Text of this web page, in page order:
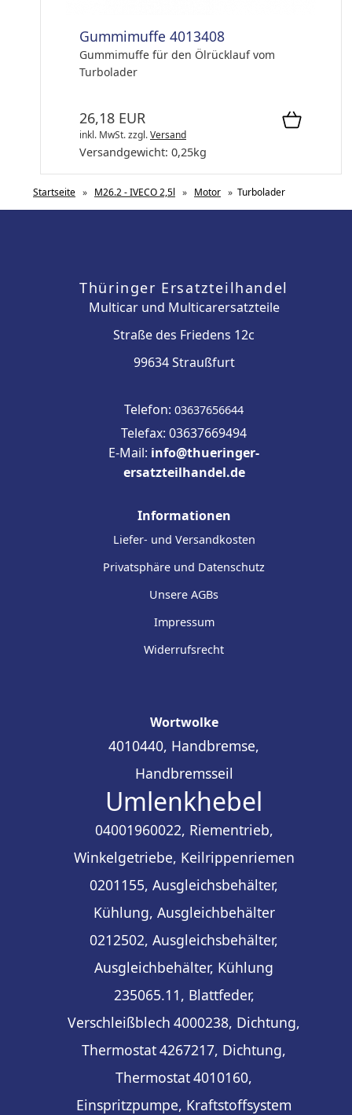
Gummimuffe 4013408
Gummimuffe für den Ölrücklauf vom
Turbolader
26,18 EUR
inkl. MwSt.zzgl.Versand
Versandgewicht: 0,25kg
Startseite » M26.2 - IVECO 2,5l » Motor » Turbolader
Thüringer Ersatzteilhandel
Multicar und Multicarersatzteile
Straße des Friedens 12c
99634 Straußfurt
Telefon: 03637656644
Telefax: 03637669494
E-Mail: info@thueringer-
ersatzteilhandel.de
Informationen
Liefer- und Versandkosten
Privatsphäre und Datenschutz
Unsere AGBs
Impressum
Widerrufsrecht
Wortwolke
4010440, Handbremse,
Handbremsseil
Umlenkhebel
04001960022, Riementrieb,
Winkelgetriebe, Keilrippenriemen
0201155, Ausgleichsbehälter,
Kühlung, Ausgleichbehälter
0212502, Ausgleichsbehälter,
Ausgleichbehälter, Kühlung
235065.11, Blattfeder,
Verschleißblech 4000238, Dichtung,
Thermostat4267217, Dichtung,
Thermostat4010160,
Einspritzpumpe, Kraftstoffsystem